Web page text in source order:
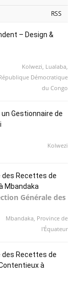
RSS
– Design &
Kolwezi, Lualaba,
Démocratique
du Congo
Gestionnaire de
Kolwezi
des Recettes de
Mbandaka
Générale des
Mbandaka, Province de
l'Équateur
des Recettes de
à